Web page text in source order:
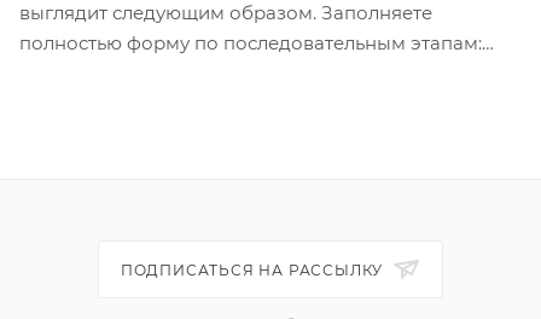
выглядит следующим образом. Заполняете
полностью форму по последовательным этапам:
ПОДПИСАТЬСЯ НА РАССЫЛКУ